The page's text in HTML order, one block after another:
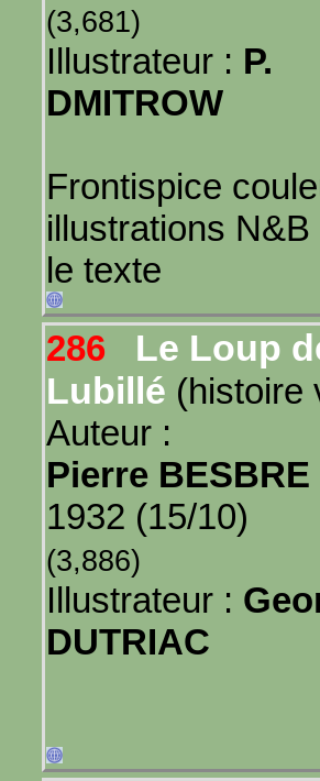
(3,681)
Illustrateur : P.
DMITROW
Frontispice
illustrations N&B
le texte
286
Le Loup
Lubillé (histoire
Auteur :
Pierre BESBRE
1932 (15/10)
(3,886)
Illustrateur :
DUTRIAC